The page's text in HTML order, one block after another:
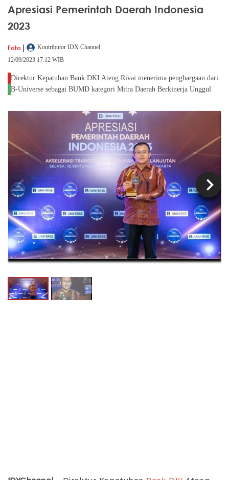
Apresiasi Pemerintah Daerah Indonesia
2023
Foto |
Kontributor IDX Channel
12/09/2023 17:12 WIB
Direktur Kepatuhan Bank DKI Ateng Rivai menerima penghargaan dari
B-Universe sebagai BUMD kategori Mitra Daerah Berkinerja Unggul.
chevron_right
chevron_left